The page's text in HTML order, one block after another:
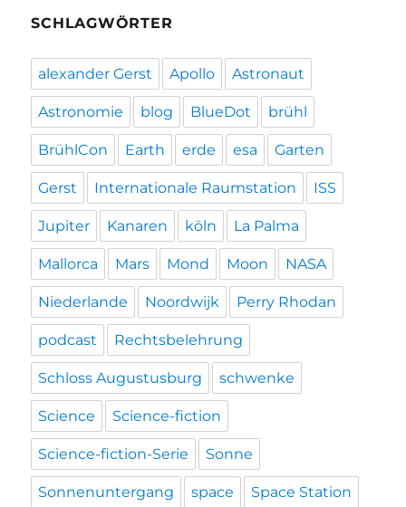
SCHLAGWÖRTER
alexander Gerst Apollo Astronaut
Astronomie blog BlueDot brühl
BrühlCon Earth erde esa Garten
Gerst Internationale Raumstation ISS
Jupiter Kanaren köln La Palma
Mallorca Mars Mond Moon NASA
Niederlande Noordwijk Perry Rhodan
podcast Rechtsbelehrung
Schloss Augustusburg schwenke
Science Science-fiction
Science-fiction-Serie Sonne
Sonnenuntergang space Space Station